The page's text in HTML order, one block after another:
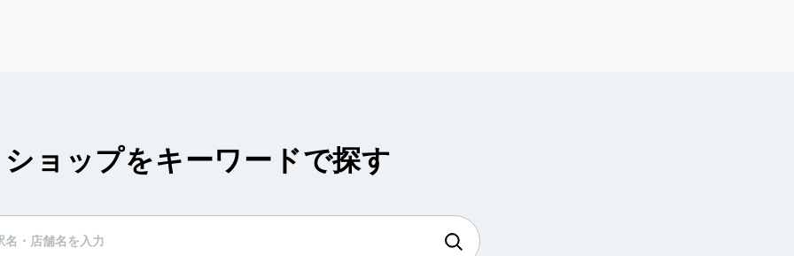
ショップをキーワードで探す